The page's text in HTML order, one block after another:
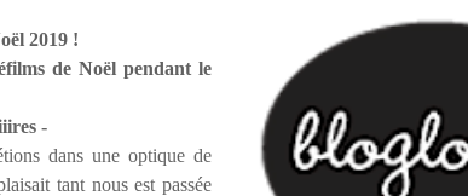
2019 !
de Noël pendant le
-
dans une optique de
tant nous est passée